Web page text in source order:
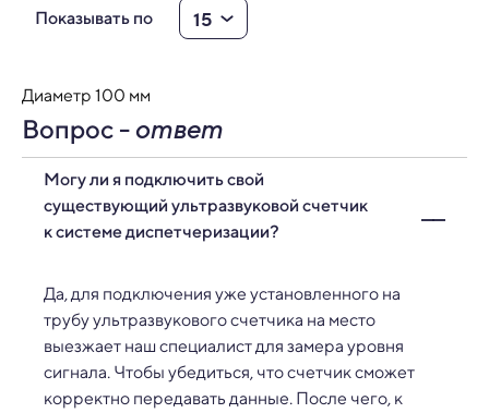
Показывать по 15
Диаметр 100 мм
Вопрос -ответ
Могу ли я подключить свой
существующий ультразвуковой счетчик
к системе диспетчеризации?
Да, для подключения уже установленного на
трубу ультразвукового счетчика на место
выезжает наш специалист для замера уровня
сигнала. Чтобы убедиться, что счетчик сможет
корректно передавать данные. После чего, к